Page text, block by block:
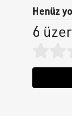
Henüz
6